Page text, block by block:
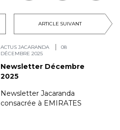
ARTICLE SUIVANT
ACTUS JACARANDA
08
DÉCEMBRE 2025
Newsletter Décembre
2025
Newsletter Jacaranda
consacrée à EMIRATES